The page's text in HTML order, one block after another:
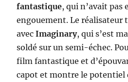
fantastique, qui n’avait pas
engouement. Le réalisateur
avecImaginary, qui s’est
soldé sur un semi-échec.
film fantastique et
capot et montre le potentiel